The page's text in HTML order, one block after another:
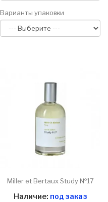
Варианты упаковки
Miller et Bertaux Study №17
Наличие: под заказ